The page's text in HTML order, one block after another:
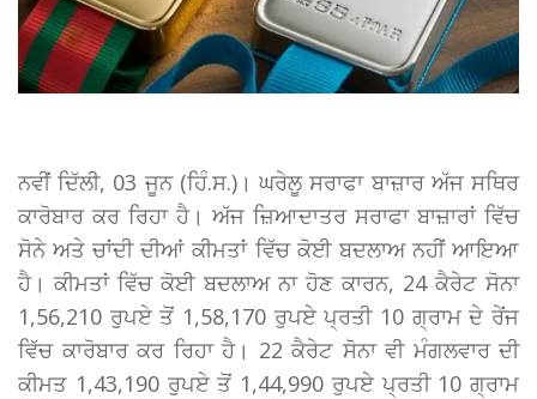
ਨਵੀਂ ਦਿੱਲੀ, 03 ਜੂਨ (ਹਿੰ.ਸ.)। ਘਰੇਲੂ ਸਰਾਫਾ ਬਾਜ਼ਾਰ ਅੱਜ ਸਥਿਰ
ਕਾਰੋਬਾਰ ਕਰ ਰਿਹਾ ਹੈ। ਅੱਜ ਜ਼ਿਆਦਾਤਰ ਸਰਾਫਾ ਬਾਜ਼ਾਰਾਂ ਵਿੱਚ
ਸੋਨੇ ਅਤੇ ਚਾਂਦੀ ਦੀਆਂ ਕੀਮਤਾਂ ਵਿੱਚ ਕੋਈ ਬਦਲਾਅ ਨਹੀਂ ਆਇਆ
ਹੈ। ਕੀਮਤਾਂ ਵਿੱਚ ਕੋਈ ਬਦਲਾਅ ਨਾ ਹੋਣ ਕਾਰਨ, 24 ਕੈਰੇਟ ਸੋਨਾ
1,56,210 ਰੁਪਏ ਤੋਂ 1,58,170 ਰੁਪਏ ਪ੍ਰਤੀ 10 ਗ੍ਰਾਮ ਦੇ ਰੇਂਜ
ਵਿੱਚ ਕਾਰੋਬਾਰ ਕਰ ਰਿਹਾ ਹੈ। 22 ਕੈਰੇਟ ਸੋਨਾ ਵੀ ਮੰਗਲਵਾਰ ਦੀ
ਕੀਮਤ 1,43,190 ਰੁਪਏ ਤੋਂ 1,44,990 ਰੁਪਏ ਪ੍ਰਤੀ 10 ਗ੍ਰਾਮ